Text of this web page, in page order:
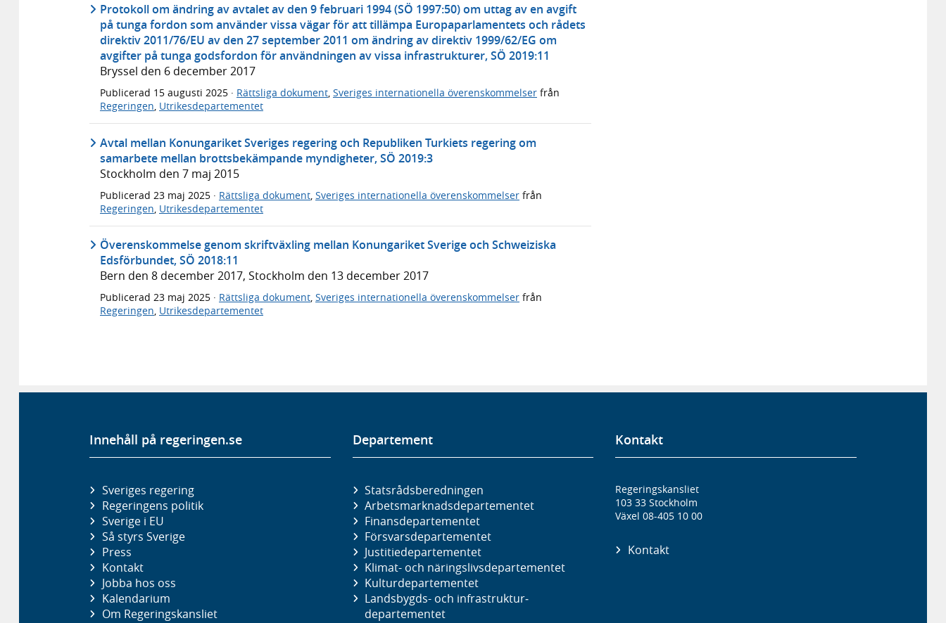
Protokoll om ändring av avtalet av den 9 februari 1994 (SÖ 1997:50) om uttag av en avgift
på tunga fordon som använder vissa vägar för att tillämpa Europaparlamentets och rådets
direktiv 2011/76/EU av den 27 september 2011 om ändring av direktiv 1999/62/EG om
avgifter på tunga godsfordon för användningen av vissa infrastrukturer, SÖ 2019:11
Bryssel den 6 december 2017
Publicerad 15 augusti 2025 · Rättsliga dokument, Sveriges internationella överenskommelser från
Regeringen, Utrikesdepartementet
Avtal mellan Konungariket Sveriges regering och Republiken Turkiets regering om
samarbete mellan brottsbekämpande myndigheter, SÖ 2019:3
Stockholm den 7 maj 2015
Publicerad 23 maj 2025 · Rättsliga dokument Sveriges internationella överenskommelser från
Regeringen Utrikesdepartementet
Överenskommelse genom skriftväxling mellan Konungariket Sverige och Schweiziska
Edsförbundet, SÖ 2018:11
Bern den 8 december 2017, Stockholm den 13 december 2017
Publicerad 23 maj 2025 · Rättsliga dokument, Sveriges internationella överenskommelser från
Regeringen, Utrikesdepartementet
Innehåll på regeringen.se
Sveriges regering
Regeringens politik
Sverige i EU
Så styrs Sverige
Press
Kontakt
Jobba hos oss
Kalendarium
Om Regeringskansliet
Departement
Statsrådsberedningen
Arbetsmarknads­departementet
Finans­departementet
Försvars­departementet
Justitie­departementet
Klimat- och näringslivs­departementet
Kultur­departementet
Landsbygds- och infrastruktur­
departementet
Kontakt
Regeringskansliet
103 33 Stockholm
Växel 08-405 10 00
Kontakt